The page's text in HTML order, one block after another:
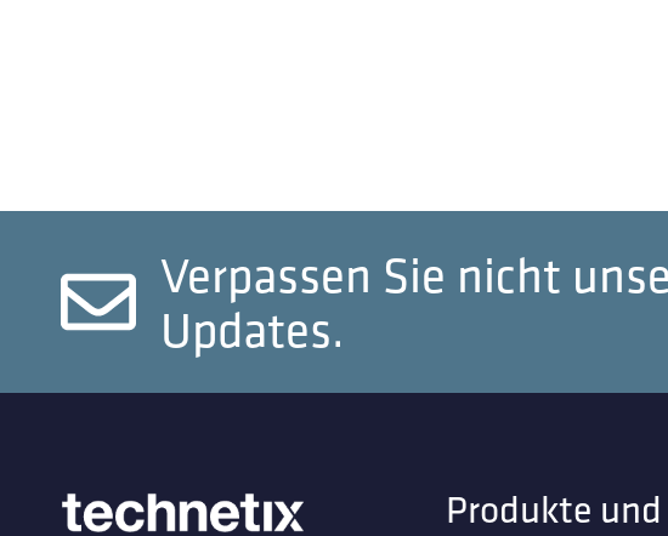
Verpassen Sie nicht
Updates.
Produkte und